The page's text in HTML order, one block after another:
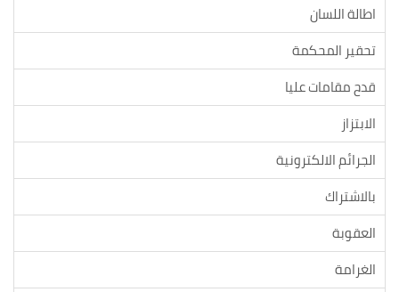
اطالة اللسان
تحقير المحكمة
قدح مقامات عليا
الابتزاز
الجرائم الالكترونية
بالاشتراك
العقوبة
الغرامة